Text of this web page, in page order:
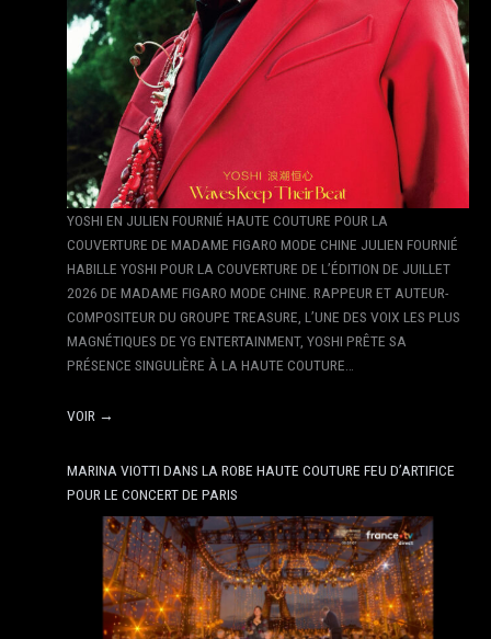
YOSHI EN JULIEN FOURNIÉ HAUTE COUTURE POUR LA
COUVERTURE DE MADAME FIGARO MODE CHINE JULIEN FOURNIÉ
HABILLE YOSHI POUR LA COUVERTURE DE L’ÉDITION DE JUILLET
2026 DE MADAME FIGARO MODE CHINE. RAPPEUR ET AUTEUR-
COMPOSITEUR DU GROUPE TREASURE, L’UNE DES VOIX LES PLUS
MAGNÉTIQUES DE YG ENTERTAINMENT, YOSHI PRÊTE SA
PRÉSENCE SINGULIÈRE À LA HAUTE COUTURE…
VOIR →
MARINA VIOTTI DANS LA ROBE HAUTE COUTURE FEU D’ARTIFICE
POUR LE CONCERT DE PARIS